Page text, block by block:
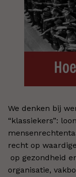
We denken bij
“klassiekers”:
recht op
op gezondheid
organisatie,